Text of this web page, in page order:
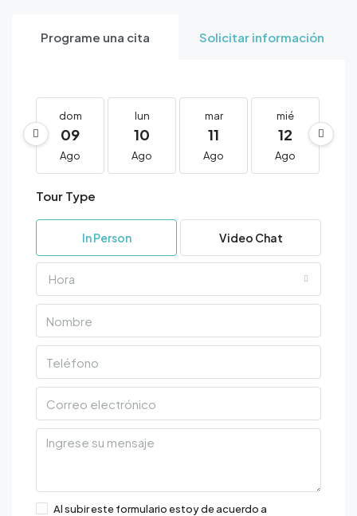
Programe una cita Solicitar información
dom
09
Ago
lun
10
Ago
mar
11
Ago
mié
12
Ago
Tour Type
In Person Video Chat
Hora
Al subir este formulario estoy de acuerdo a